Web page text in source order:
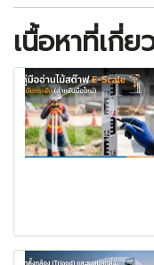
เนื้อหาที่เกี่ย